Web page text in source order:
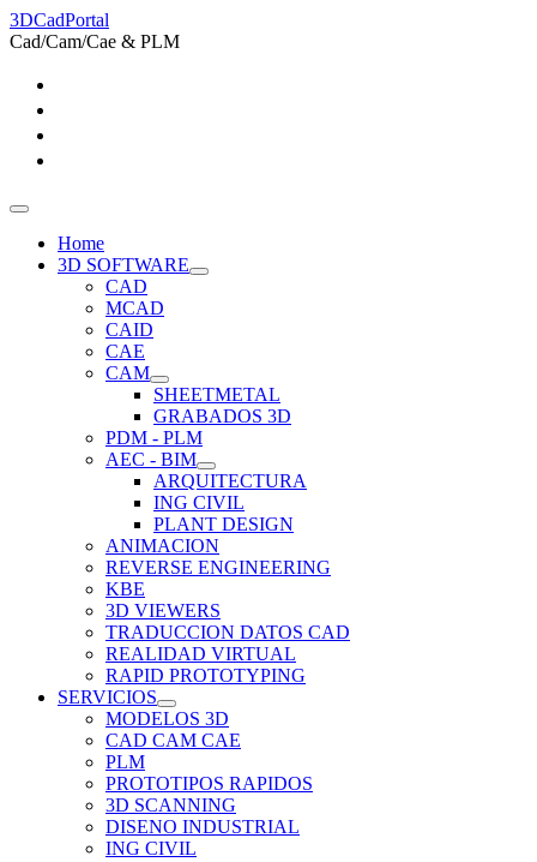
3DCadPortal
Cad/Cam/Cae & PLM
Home
3D SOFTWARE
CAD
MCAD
CAID
CAE
CAM
SHEETMETAL
GRABADOS 3D
PDM - PLM
AEC - BIM
ARQUITECTURA
ING CIVIL
PLANT DESIGN
ANIMACION
REVERSE ENGINEERING
KBE
3D VIEWERS
TRADUCCION DATOS CAD
REALIDAD VIRTUAL
RAPID PROTOTYPING
SERVICIOS
MODELOS 3D
CAD CAM CAE
PLM
PROTOTIPOS RAPIDOS
3D SCANNING
DISENO INDUSTRIAL
ING CIVIL